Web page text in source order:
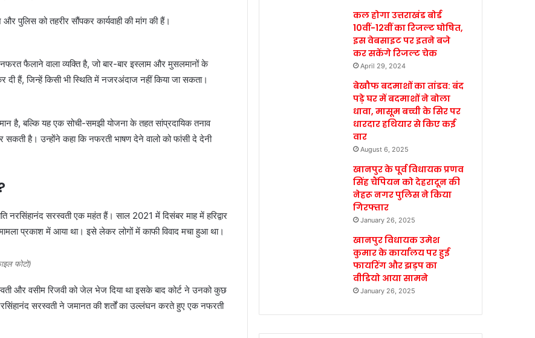
पुलिस को तहरीर सौंपकर कार्यवाही की मांग की हैं।
नफरत फैलाने वाला व्यक्ति है, जो बार-बार इस्लाम और मुसलमानों के
हैं, जिन्हें किसी भी स्थिति में नजरअंदाज नहीं किया जा सकता।
है, बल्कि यह एक सोची-समझी योजना के तहत सांप्रदायिक तनाव
है। उन्होंने कहा कि नफरती भाषण देने वालो को फांसी दे देनी
नरसिंहानंद सरस्वती एक महंत हैं। साल 2021 में दिसंबर माह में हरिद्वार
प्रकाश में आया था। इसे लेकर लोगों में काफी विवाद मचा हुआ था।
फोटो)
और वसीम रिजवी को जेल भेज दिया था इसके बाद कोर्ट ने उनको कुछ
सरस्वती ने जमानत की शर्तों का उल्लंघन करते हुए एक नफरती
कल होगा उत्तराखंड बोर्ड
10वीं-12वीं का रिजल्ट घोषित,
इस वेबसाइट पर इतने बजे
कर सकेंगे रिजल्ट चेक
April 29, 2024
बेखौफ बदमाशों का तांडव: बंद
पड़े घर में बदमाशों ने बोला
धावा, मासूम बच्ची के सिर पर
धारदार हथियार से किए कई
वार
August 6, 2025
खानपुर के पूर्व विधायक प्रणव
सिंह चैंपियन को देहरादून की
नेहरू नगर पुलिस ने किया
गिरफ्तार
January 26, 2025
खानपुर विधायक उमेश
कुमार के कार्यालय पर हुई
फायरिंग और झड़प का
वीडियो आया सामने
January 26, 2025